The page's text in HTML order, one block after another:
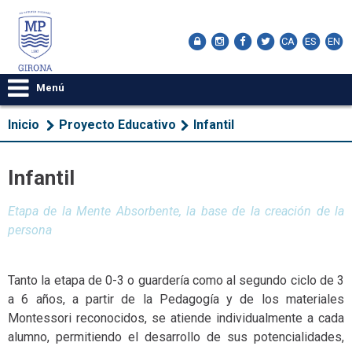
CA ES EN
Menú
Inicio Proyecto Educativo Infantil
Infantil
Etapa de la Mente Absorbente, la base de la creación de la
persona
Tanto la etapa de 0-3 o guardería como al segundo ciclo de 3
a 6 años, a partir de la Pedagogía y de los materiales
Montessori reconocidos, se atiende individualmente a cada
alumno, permitiendo el desarrollo de sus potencialidades,